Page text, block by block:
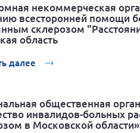
некоммерческая
всесторонней помощи
склерозом
область
далее
общественная
инвалидов-больных
в Московской области»